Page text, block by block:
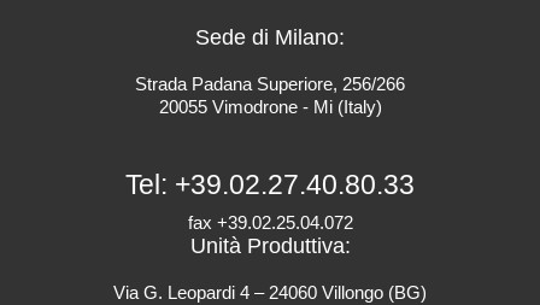
Sede di Milano:
Strada Padana Superiore, 256/266
20055 Vimodrone - Mi (Italy)
Tel: +39.02.27.40.80.33
fax +39.02.25.04.072
Unità Produttiva:
Via G. Leopardi 4 – 24060 Villongo (BG)